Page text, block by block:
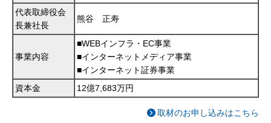
代表取締役会
長兼社長
熊谷 正寿
事業内容
■WEBインフラ・EC事業
■インターネットメディア事業
■インターネット証券事業
資本金
12億7,683万円
取材のお申し込みはこちら